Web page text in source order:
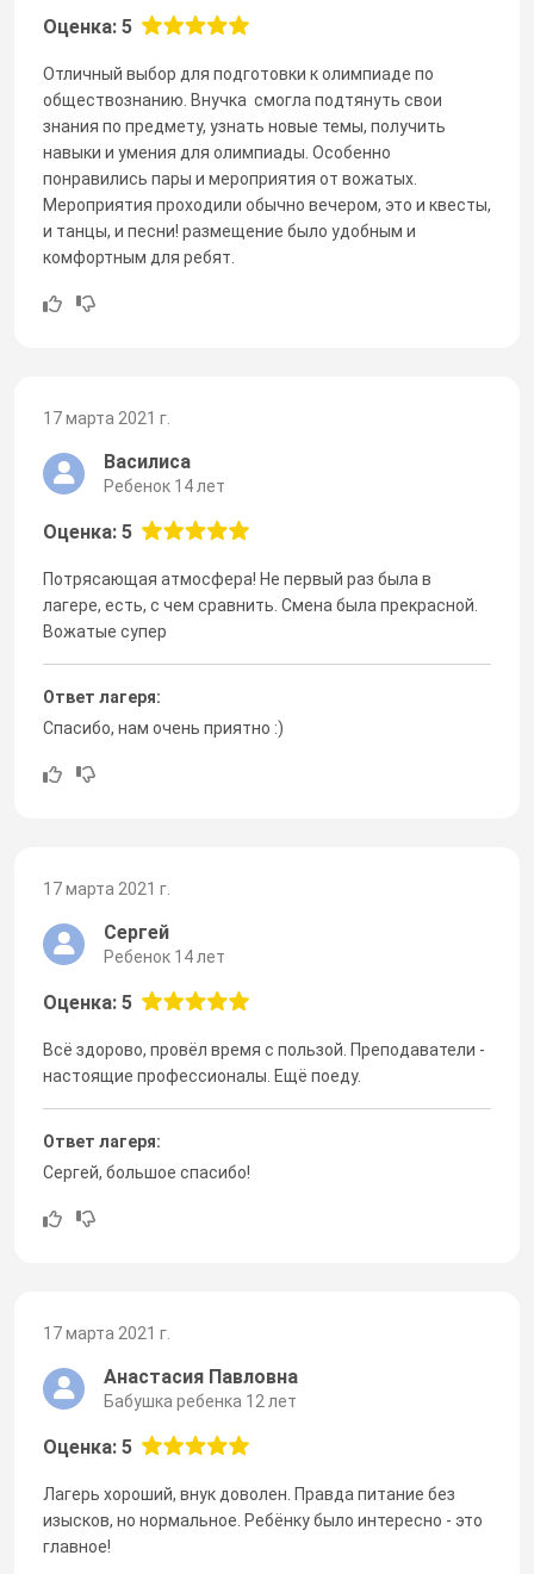
Оценка: 5
Отличный выбор для подготовки к олимпиаде по
обществознанию. Внучка смогла подтянуть свои
знания по предмету, узнать новые темы, получить
навыки и умения для олимпиады. Особенно
понравились пары и мероприятия от вожатых.
Мероприятия проходили обычно вечером, это и квесты,
и танцы, и песни! размещение было удобным и
комфортным для ребят.
17 марта 2021 г.
Василиса
Ребенок 14 лет
Оценка: 5
Потрясающая атмосфера! Не первый раз была в
лагере, есть, с чем сравнить. Смена была прекрасной.
Вожатые супер
Ответ лагеря:
Спасибо, нам очень приятно :)
17 марта 2021 г.
Сергей
Ребенок 14 лет
Оценка: 5
Всё здорово, провёл время с пользой. Преподаватели -
настоящие профессионалы. Ещё поеду.
Ответ лагеря:
Сергей, большое спасибо!
17 марта 2021 г.
Анастасия Павловна
Бабушка ребенка 12 лет
Оценка: 5
Лагерь хороший, внук доволен. Правда питание без
изысков, но нормальное. Ребёнку было интересно - это
главное!